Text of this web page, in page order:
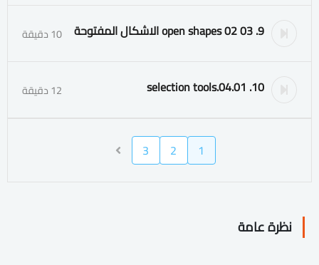
9. 03 02 open shapes الاشكال المفتوحة 10 دقيقة
10. 04.01.selection tools 12 دقيقة
1
2
3
نظرة عامة